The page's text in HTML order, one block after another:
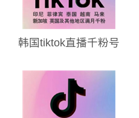
韩国tiktok直播千粉号